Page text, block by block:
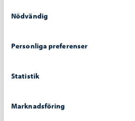
Nödvändig
Personliga preferenser
Statistik
Marknadsföring
Småbarnspedagogik